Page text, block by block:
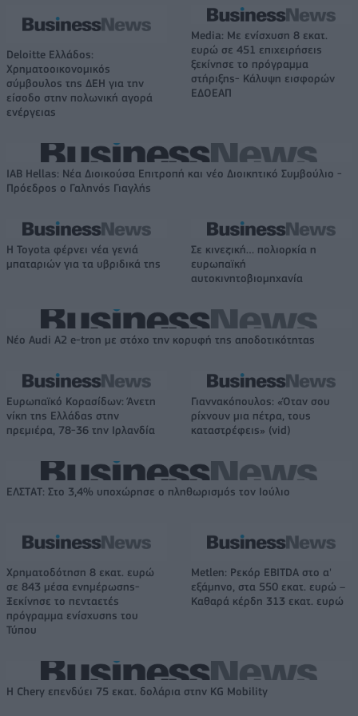
Deloitte Ελλάδος:
Χρηματοοικονομικός
σύμβουλος της ΔΕΗ για την
είσοδο στην πολωνική αγορά
ενέργειας
Media: Με ενίσχυση 8 εκατ.
ευρώ σε 451 επιχειρήσεις
ξεκίνησε το πρόγραμμα
στήριξης- Κάλυψη εισφορών
ΕΔΟΕΑΠ
IAB Hellas: Νέα Διοικούσα Επιτροπή και νέο Διοικητικό Συμβούλιο -
Πρόεδρος ο Γαληνός Γιαγλής
Η Toyota φέρνει νέα γενιά
μπαταριών για τα υβριδικά της
Σε κινεζική… πολιορκία η
ευρωπαϊκή
αυτοκινητοβιομηχανία
Νέο Audi A2 e-tron με στόχο την κορυφή της αποδοτικότητας
Ευρωπαϊκό Κορασίδων: Άνετη
νίκη της Ελλάδας στην
πρεμιέρα, 78-36 την Ιρλανδία
Γιαννακόπουλος: «Όταν σου
ρίχνουν μια πέτρα, τους
καταστρέφεις» (vid)
ΕΛΣΤΑΤ: Στο 3,4% υποχώρησε ο πληθωρισμός τον Ιούλιο
Χρηματοδότηση 8 εκατ. ευρώ
σε 843 μέσα ενημέρωσης-
Ξεκίνησε το πενταετές
πρόγραμμα ενίσχυσης του
Τύπου
Metlen: Ρεκόρ EBITDA στο α'
εξάμηνο, στα 550 εκατ. ευρώ –
Καθαρά κέρδη 313 εκατ. ευρώ
Η Chery επενδύει 75 εκατ. δολάρια στην KG Mobility